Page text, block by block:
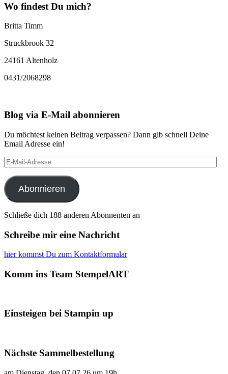
Wo findest Du mich?
Britta Timm
Struckbrook 32
24161 Altenholz
0431/2068298
Blog via E-Mail abonnieren
Du möchtest keinen Beitrag verpassen? Dann gib schnell Deine
Email Adresse ein!
E-
Mail-
Adresse
Abonnieren
Schließe dich 188 anderen Abonnenten an
Schreibe mir eine Nachricht
hier kommst Du zum Kontaktformular
Komm ins Team StempelART
Einsteigen bei Stampin up
Nächste Sammelbestellung